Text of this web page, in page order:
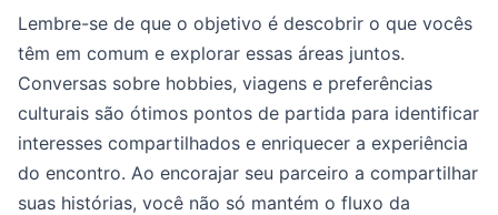
Lembre-se de que o objetivo é descobrir o que vocês
têm em comum e explorar essas áreas juntos.
Conversas sobre hobbies, viagens e preferências
culturais são ótimos pontos de partida para identificar
interesses compartilhados e enriquecer a experiência
do encontro. Ao encorajar seu parceiro a compartilhar
suas histórias, você não só mantém o fluxo da